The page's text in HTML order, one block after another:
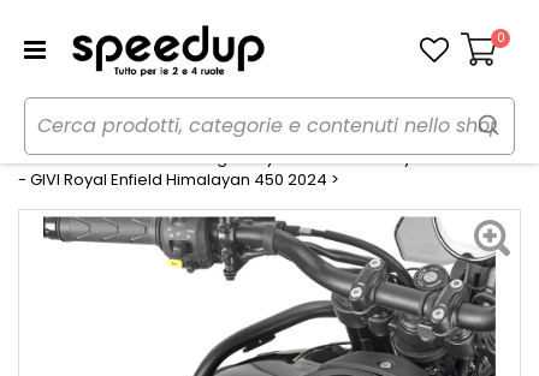
Carrello
0
Home Moto Accessori moto
Borsa per moto
Borsa da serbatoio - Flangia Royal Enfield Himalayan 450 2024>
- GIVI Royal Enfield Himalayan 450 2024 >